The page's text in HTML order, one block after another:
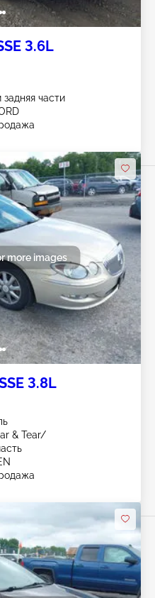
3.6L
части
more images
3.8L
& Tear/